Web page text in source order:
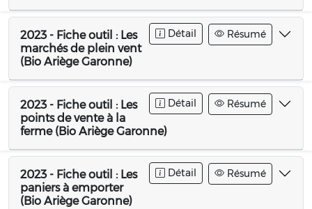
Détail Résumé
2023 - Fiche outil : Les
marchés de plein vent
(Bio Ariège Garonne)
Détail Résumé
2023 - Fiche outil : Les
points de vente à la
ferme (Bio Ariège Garonne)
Détail Résumé
2023 - Fiche outil : Les
paniers à emporter
(Bio Ariège Garonne)